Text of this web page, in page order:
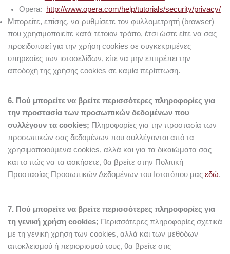
Opera:
http://www.opera.com/help/tutorials/security/privacy/
Μπορείτε, επίσης, να ρυθμίσετε τον φυλλομετρητή (browser)
που χρησιμοποιείτε κατά τέτοιον τρόπο, έτσι ώστε είτε να σας
προειδοποιεί για την χρήση cookies σε συγκεκριμένες
υπηρεσίες των ιστοσελίδων, είτε να μην επιτρέπει την
αποδοχή της χρήσης cookies σε καμία περίπτωση.
6. Πού μπορείτε να βρείτε περισσότερες πληροφορίες για
την προστασία των προσωπικών δεδομένων που
συλλέγουν τα cookies; Πληροφορίες για την προστασία των
προσωπικών σας δεδομένων που συλλέγονται από τα
χρησιμοποιούμενα cookies, αλλά και για τα δικαιώματα σας
και το πώς να τα ασκήσετε, θα βρείτε στην Πολιτική
Προστασίας Προσωπικών Δεδομένων του Ιστοτόπου μας εδώ.
7. Πού μπορείτε να βρείτε περισσότερες πληροφορίες για
τη γενική χρήση cookies; Περισσότερες πληροφορίες σχετικά
με τη γενική χρήση των cookies, αλλά και των μεθόδων
αποκλεισμού ή περιορισμού τους, θα βρείτε στις